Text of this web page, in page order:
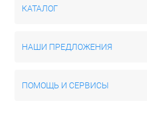
КАТАЛОГ
НАШИ ПРЕДЛОЖЕНИЯ
ПОМОЩЬ И СЕРВИСЫ